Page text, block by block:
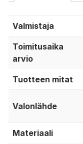
Valmistaja
Toimitusaika
arvio
Tuotteen mitat
Valonlähde
Materiaali